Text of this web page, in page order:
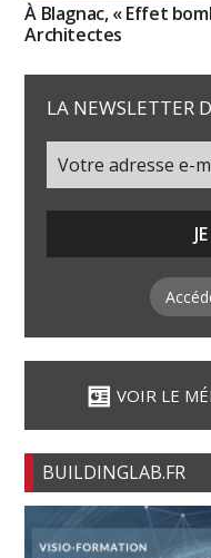
À Blagnac, « Effet
Architectes
LA NEWSLETTER
VOIR LE
BUILDINGLAB.FR